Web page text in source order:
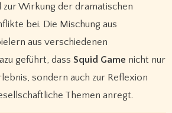
Wirkung der dramatischen
bei. Die Mischung aus
aus verschiedenen
geführt, dass Squid Game nicht nur
sondern auch zur Reflexion
Themen anregt.